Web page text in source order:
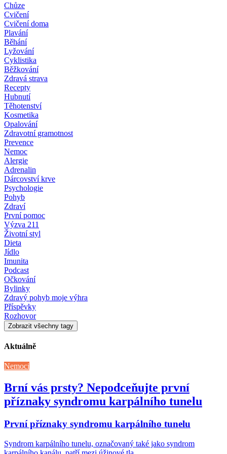
Chůze
Cvičení
Cvičení doma
Plavání
Běhání
Lyžování
Cyklistika
Běžkování
Zdravá strava
Recepty
Hubnutí
Těhotenství
Kosmetika
Opalování
Zdravotní gramotnost
Prevence
Nemoc
Alergie
Adrenalin
Dárcovství krve
Psychologie
Pohyb
Zdraví
První pomoc
Výzva 211
Životní styl
Dieta
Jídlo
Imunita
Podcast
Očkování
Bylinky
Zdravý pohyb moje výhra
Příspěvky
Rozhovor
Zobrazit všechny tagy
Aktuálně
Nemoci
Brní vás prsty? Nepodceňujte první
příznaky syndromu karpálního tunelu
První příznaky syndromu karpálního tunelu
Syndrom karpálního tunelu, označovaný také jako syndrom